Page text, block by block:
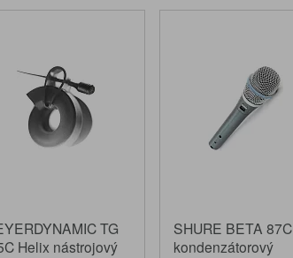
TG
Helix nástrojový
SHURE BETA 87C
kondenzátorový